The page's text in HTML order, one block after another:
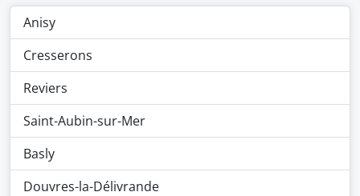
Anisy
Cresserons
Reviers
Saint-Aubin-sur-Mer
Basly
Douvres-la-Délivrande